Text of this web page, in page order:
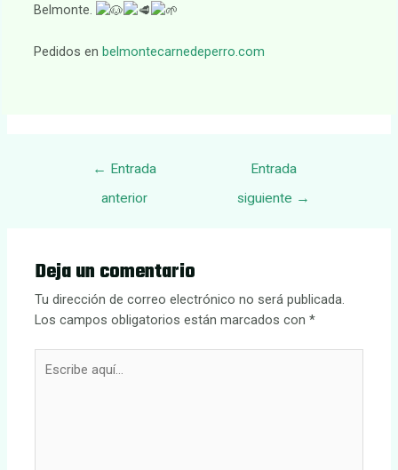
Belmonte.
Pedidos en belmontecarnedeperro.com
Navegación
← Entrada
anterior
Entrada
siguiente →
Deja un comentario
Tu dirección de correo electrónico no será publicada.
Los campos obligatorios están marcados con*
aquí...